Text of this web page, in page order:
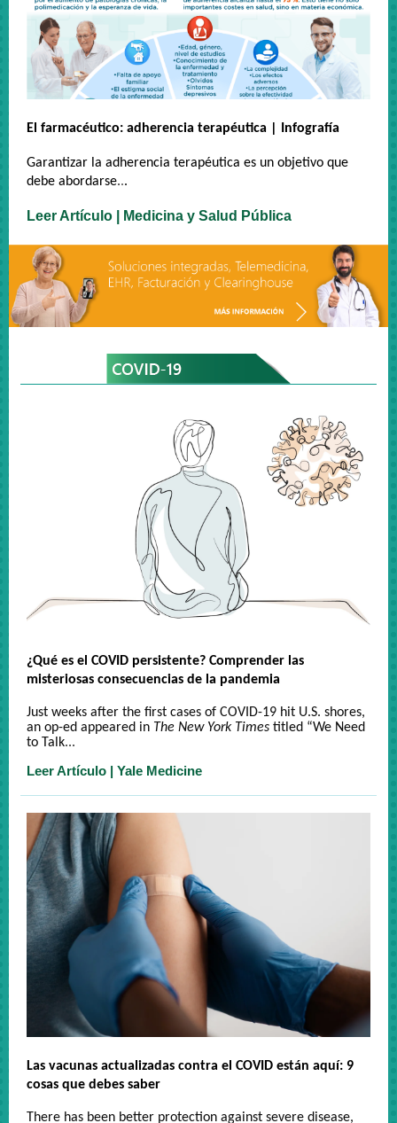
El farmacéutico: adherencia terapéutica | Infografía
Garantizar la adherencia terapéutica es un objetivo que
debe abordarse...
Leer Artículo | Medicina y Salud Pública
¿Qué es el COVID persistente? Comprender las
misteriosas consecuencias de la pandemia
Just weeks after the first cases of COVID-19 hit U.S. shores,
an op-ed appeared in The New York Times titled “We Need
to Talk...
Leer Artículo | Yale Medicine
Las vacunas actualizadas contra el COVID están aquí: 9
cosas que debes saber
There has been better protection against severe disease,